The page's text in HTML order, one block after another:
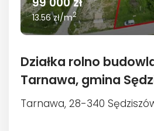
13.56 zł/m2
Działka rolno
Tarnawa, gmina
Tarnawa, 28-340